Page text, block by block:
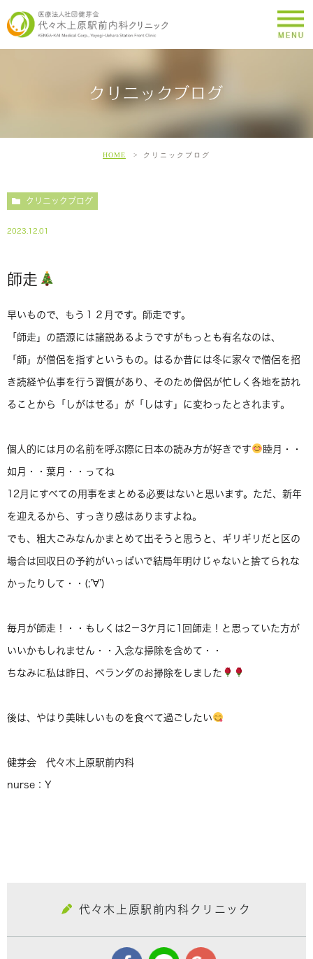
クリニックブログ
HOME クリニックブログ
クリニックブログ
2023.12.01
師走
早いもので、もう１２月です。師走です。
「師走」の語源には諸説あるようですがもっとも有名なのは、
「師」が僧侶を指すというもの。はるか昔には冬に家々で僧侶を招
き読経や仏事を行う習慣があり、そのため僧侶が忙しく各地を訪れ
ることから「しがはせる」が「しはす」に変わったとされます。
個人的には月の名前を呼ぶ際に日本の読み方が好きです 睦月・・
如月・・葉月・・ってね
12月にすべての用事をまとめる必要はないと思います。ただ、新年
を迎えるから、すっきり感はありますよね。
でも、粗大ごみなんかまとめて出そうと思うと、ギリギリだと区の
場合は回収日の予約がいっぱいで結局年明けじゃないと捨てられな
かったりして・・(;’∀’)
毎月が師走！・・もしくは2－3ケ月に1回師走！と思っていた方が
いいかもしれません・・入念な掃除を含めて・・
ちなみに私は昨日、ベランダのお掃除をしました
後は、やはり美味しいものを食べて過ごしたい
健芽会 代々木上原駅前内科
nurse：Y
代々木上原駅前内科クリニック